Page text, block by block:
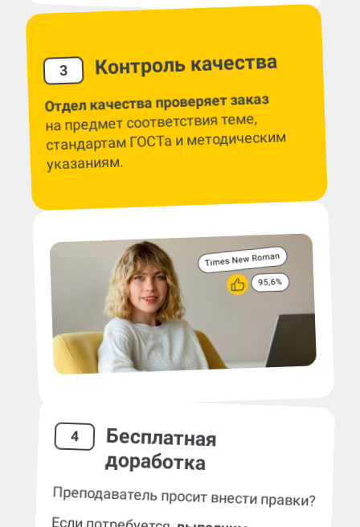
3 Контроль качества
Отдел качества проверяет заказ
на предмет соответствия теме,
стандартам ГОСТа и методическим
указаниям.
4 Бесплатная
доработка
Преподаватель просит внести правки?